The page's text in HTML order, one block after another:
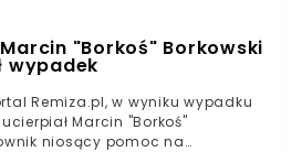
"Borkoś" Borkowski
wypadek
Remiza.pl, w wyniku wypadku
Marcin "Borkoś"
niosący pomoc na